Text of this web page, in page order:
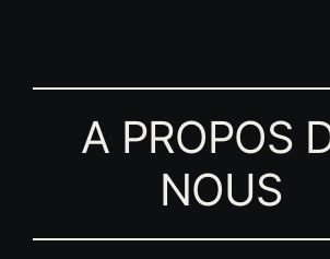
A PROPOS
NOUS